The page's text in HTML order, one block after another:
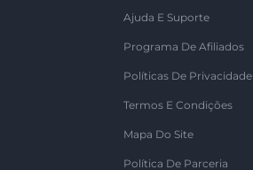
Ajuda E Suporte
Programa De Afiliados
Políticas De Privacidade
Termos E Condições
Mapa Do Site
Política De Parceria